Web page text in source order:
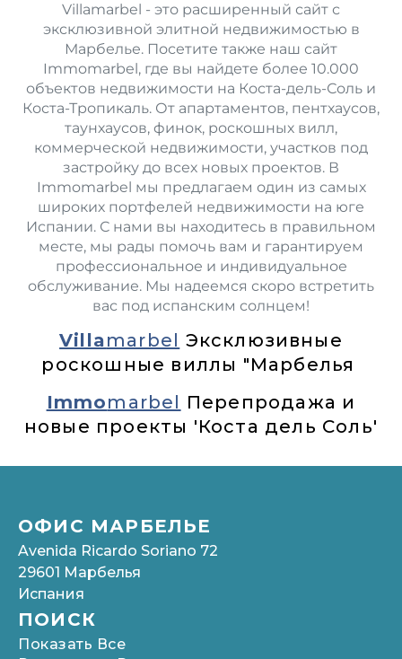
Villamarbel - это расширенный сайт с
эксклюзивной элитной недвижимостью в
Марбелье. Посетите также наш сайт
Immomarbel, где вы найдете более 10.000
объектов недвижимости на Коста-дель-Соль и
Коста-Тропикаль. От апартаментов, пентхаусов,
таунхаусов, финок, роскошных вилл,
коммерческой недвижимости, участков под
застройку до всех новых проектов. В
Immomarbel мы предлагаем один из самых
широких портфелей недвижимости на юге
Испании. С нами вы находитесь в правильном
месте, мы рады помочь вам и гарантируем
профессиональное и индивидуальное
обслуживание. Мы надеемся скоро встретить
вас под испанским солнцем!
Villamarbel Эксклюзивные
роскошные виллы "Марбелья
Immomarbel Перепродажа и
новые проекты 'Коста дель Соль'
ОФИС МАРБЕЛЬЕ
Avenida Ricardo Soriano 72
29601 Марбелья
Испания
ПОИСК
Показать Все